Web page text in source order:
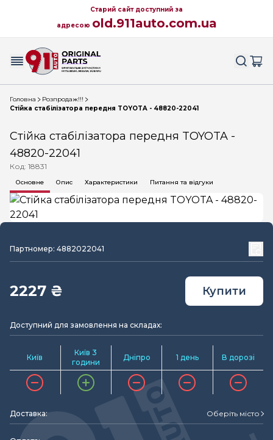
Старий сайт доступний за
адресою old.911auto.com.ua
Головна
Розпродаж!!!
Стійка стабілізатора передня TOYOTA - 48820-22041
Стійка стабілізатора передня TOYOTA -
48820-22041
Код: 18831
Основне Опис Характеристики Питання та відгуки
Партномер: 4882022041
2227 ₴ Купити
Доступний для замовлення на складах:
Київ
Київ 3
години
Дніпро 1 день В дорозі
Доставка: Оберіть місто